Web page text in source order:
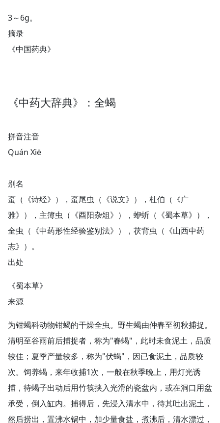
3～6g。
摘录
《中国药典》
《中药大辞典》：全蝎
拼音注音
Quán Xiē
别名
虿（《诗经》），虿尾虫（《说文》），杜伯（《广
雅》），主簿虫（《酉阳杂俎》），蛜蚚（《蜀本草》），
全虫（《中药形性经验鉴别法》），茯背虫（《山西中药
志》）。
出处
《蜀本草》
来源
为钳蝎科动物钳蝎的干燥全虫。野生蝎由仲春至初秋捕捉。
清明至谷雨前后捕捉者，称为"春蝎"，此时未食泥土，品质
较佳；夏季产量较多，称为"伏蝎"，因已食泥土，品质较
次。饲养蝎，来年收捕1次，一般在秋季晚上，用灯光诱
捕，待蝎子出动后用竹筷挟入光滑的瓷盆内，或在洞口用盆
承受，倒入缸内。捕得后，先浸入清水中，待其吐出泥土，
然后捞出，置沸水锅中，加少量食盐，煮沸后，清水漂过，